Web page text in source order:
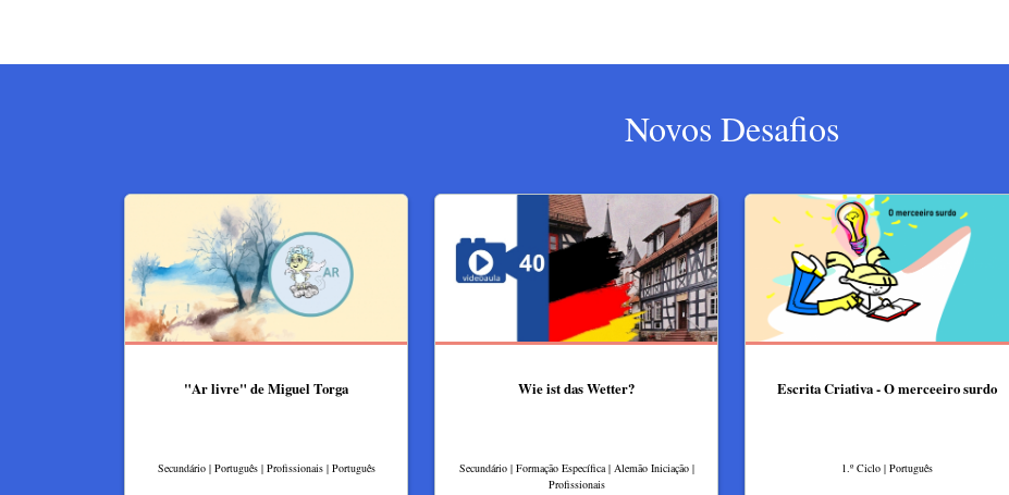
Novos Desafios
"Ar livre" de Miguel Torga
Secundário | Português | Profissionais | Português
Wie ist das Wetter?
Secundário | Formação Específica | Alemão Iniciação |
Profissionais
Escrita Criativa - O merceeiro surdo
1.º Ciclo | Português